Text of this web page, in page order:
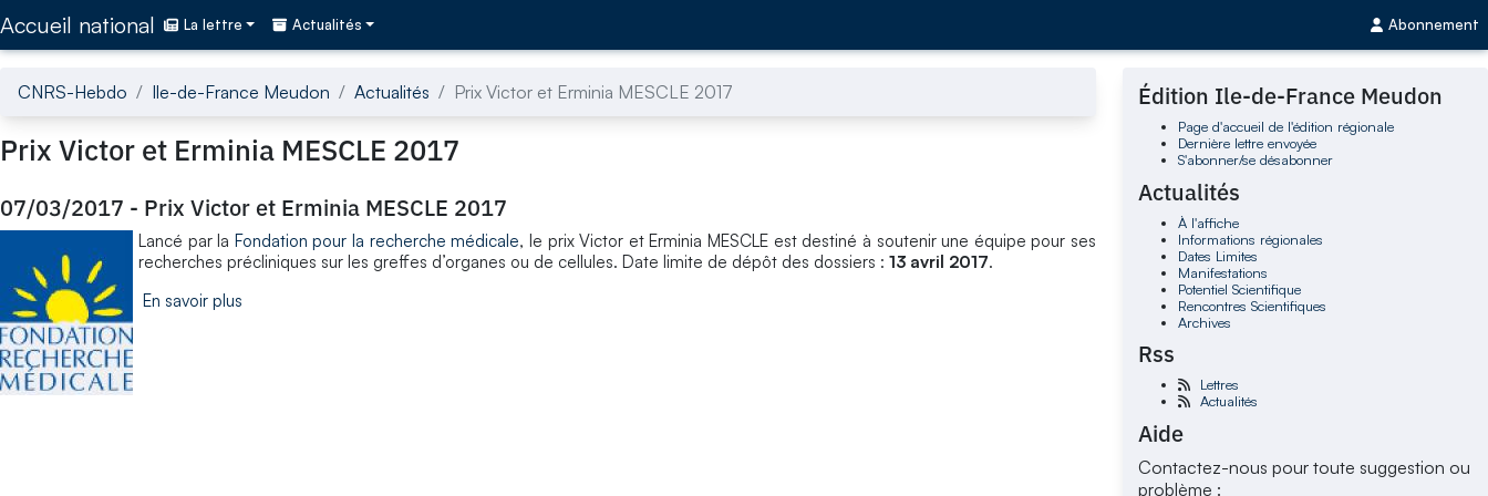
Accueil national La lettre Actualités Abonnement
CNRS-Hebdo Ile-de-France Meudon Actualités Prix Victor et Erminia MESCLE 2017
Prix Victor et Erminia MESCLE 2017
07/03/2017 - Prix Victor et Erminia MESCLE 2017
Lancé par la Fondation pour la recherche médicale, le prix Victor et Erminia MESCLE est destiné à soutenir une équipe pour ses
recherches précliniques sur les greffes d’organes ou de cellules. Date limite de dépôt des dossiers : 13 avril 2017.
En savoir plus
Édition Ile-de-France Meudon
Page d'accueil de l'édition régionale
Dernière lettre envoyée
S'abonner/se désabonner
Actualités
À l'affiche
Informations régionales
Dates Limites
Manifestations
Potentiel Scientifique
Rencontres Scientifiques
Archives
Rss
Lettres
Actualités
Aide
Contactez-nous pour toute suggestion ou
problème :